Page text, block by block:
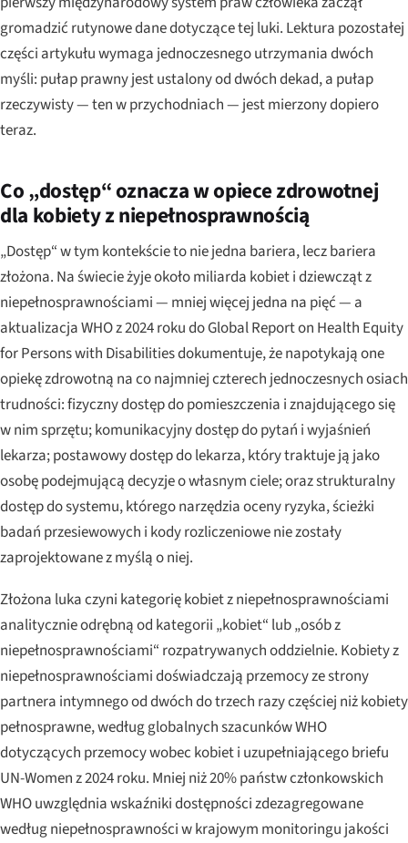
gromadzić rutynowe dane dotyczące tej luki. Lektura pozostałej
części artykułu wymaga jednoczesnego utrzymania dwóch
myśli: pułap prawny jest ustalony od dwóch dekad, a pułap
rzeczywisty — ten w przychodniach — jest mierzony dopiero
teraz.
Co „dostęp“ oznacza w opiece zdrowotnej
dla kobiety z niepełnosprawnością
„Dostęp“ w tym kontekście to nie jedna bariera, lecz bariera
złożona. Na świecie żyje około miliarda kobiet i dziewcząt z
niepełnosprawnościami — mniej więcej jedna na pięć — a
aktualizacja WHO z 2024 roku doGlobal Report on Health Equity
for Persons with Disabilitiesdokumentuje, że napotykają one
opiekę zdrowotną na co najmniej czterech jednoczesnych osiach
trudności: fizyczny dostęp do pomieszczenia i znajdującego się
w nim sprzętu; komunikacyjny dostęp do pytań i wyjaśnień
lekarza; postawowy dostęp do lekarza, który traktuje ją jako
osobę podejmującą decyzje o własnym ciele; oraz strukturalny
dostęp do systemu, którego narzędzia oceny ryzyka, ścieżki
badań przesiewowych i kody rozliczeniowe nie zostały
zaprojektowane z myślą o niej.
Złożona luka czyni kategorię kobiet z niepełnosprawnościami
analitycznie odrębną od kategorii „kobiet“ lub „osób z
niepełnosprawnościami“ rozpatrywanych oddzielnie. Kobiety z
niepełnosprawnościami doświadczają przemocy ze strony
partnera intymnego od dwóch do trzech razy częściej niż kobiety
pełnosprawne, według globalnych szacunków WHO
dotyczących przemocy wobec kobiet i uzupełniającego briefu
UN-Women z 2024 roku. Mniej niż 20% państw członkowskich
WHO uwzględnia wskaźniki dostępności zdezagregowane
według niepełnosprawności w krajowym monitoringu jakości